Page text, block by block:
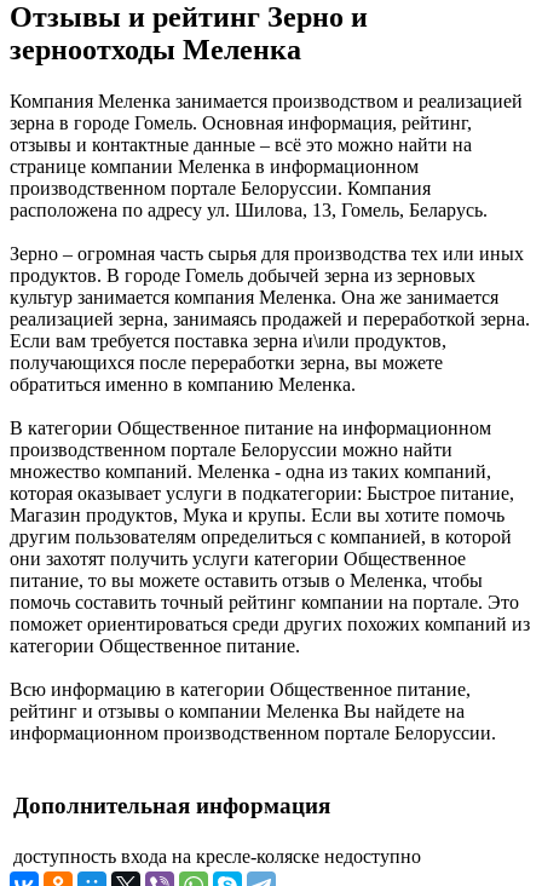
Отзывы и рейтинг Зерно и
зерноотходы Меленка
Компания Меленка занимается производством и реализацией
зерна в городе Гомель. Основная информация, рейтинг,
отзывы и контактные данные – всё это можно найти на
странице компании Меленка в информационном
производственном портале Белоруссии. Компания
расположена по адресу ул. Шилова, 13, Гомель, Беларусь.
Зерно – огромная часть сырья для производства тех или иных
продуктов. В городе Гомель добычей зерна из зерновых
культур занимается компания Меленка. Она же занимается
реализацией зерна, занимаясь продажей и переработкой зерна.
Если вам требуется поставка зерна и\или продуктов,
получающихся после переработки зерна, вы можете
обратиться именно в компанию Меленка.
В категории Общественное питание на информационном
производственном портале Белоруссии можно найти
множество компаний. Меленка - одна из таких компаний,
которая оказывает услуги в подкатегории: Быстрое питание,
Магазин продуктов, Мука и крупы. Если вы хотите помочь
другим пользователям определиться с компанией, в которой
они захотят получить услуги категории Общественное
питание, то вы можете оставить отзыв о Меленка, чтобы
помочь составить точный рейтинг компании на портале. Это
поможет ориентироваться среди других похожих компаний из
категории Общественное питание.
Всю информацию в категории Общественное питание,
рейтинг и отзывы о компании Меленка Вы найдете на
информационном производственном портале Белоруссии.
Дополнительная информация
доступность входа на кресле-коляске недоступно